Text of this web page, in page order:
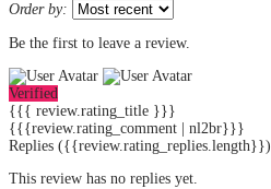
Order by:
Be the first to leave a review.
Verified
{{{ review.rating_title }}}
{{{review.rating_comment | nl2br}}}
Replies ({{review.rating_replies.length}})
This review has no replies yet.